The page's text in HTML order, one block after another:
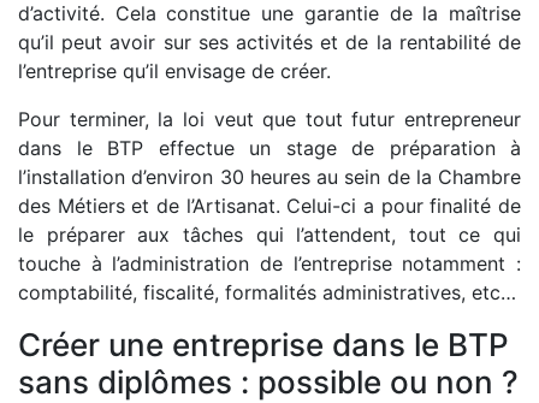
d’activité. Cela constitue une garantie de la maîtrise
qu’il peut avoir sur ses activités et de la rentabilité de
l’entreprise qu’il envisage de créer.
Pour terminer, la loi veut que tout futur entrepreneur
dans le BTP effectue un stage de préparation à
l’installation d’environ 30 heures au sein de la Chambre
des Métiers et de l’Artisanat. Celui-ci a pour finalité de
le préparer aux tâches qui l’attendent, tout ce qui
touche à l’administration de l’entreprise notamment :
comptabilité, fiscalité, formalités administratives, etc…
Créer une entreprise dans le BTP
sans diplômes : possible ou non ?